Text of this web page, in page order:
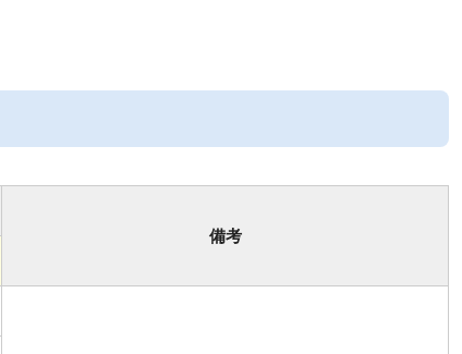
備考